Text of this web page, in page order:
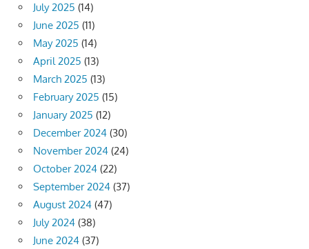
July 2025 (14)
June 2025 (11)
May 2025 (14)
April 2025 (13)
March 2025 (13)
February 2025 (15)
January 2025 (12)
December 2024 (30)
November 2024 (24)
October 2024 (22)
September 2024 (37)
August 2024 (47)
July 2024 (38)
June 2024 (37)